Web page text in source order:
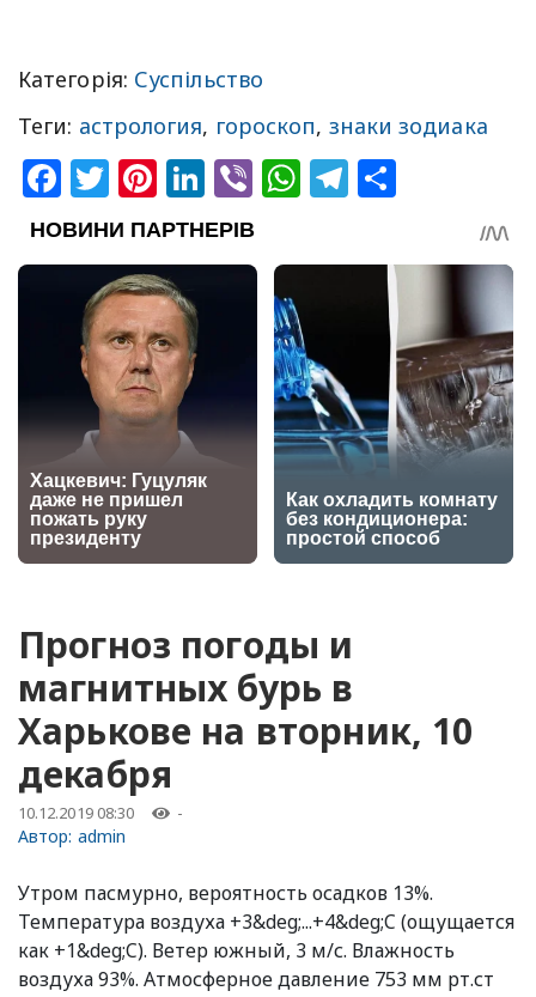
Категорія: Суспільство
Теги: астрология, гороскоп, знаки зодиака
Facebook
Twitter
Pinterest
LinkedIn
ViberWhatsApp
Telegram
Прогноз погоды и
магнитных бурь в
Харькове на вторник, 10
декабря
10.12.2019 08:30 -
Автор: admin
Утром пасмурно, вероятность осадков 13%.
Температура воздуха +3&deg;...+4&deg;C (ощущается
как +1&deg;C). Ветер южный, 3 м/с. Влажность
воздуха 93%. Атмосферное давление 753 мм рт.ст